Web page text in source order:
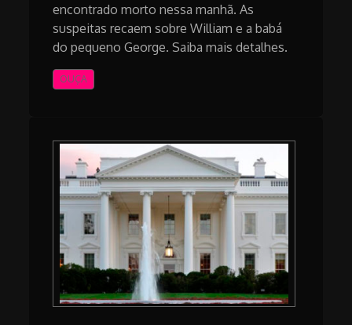
encontrado morto nessa manhã. As
suspeitas recaem sobre William e a babá
do pequeno George. Saiba mais detalhes.
OUÇA